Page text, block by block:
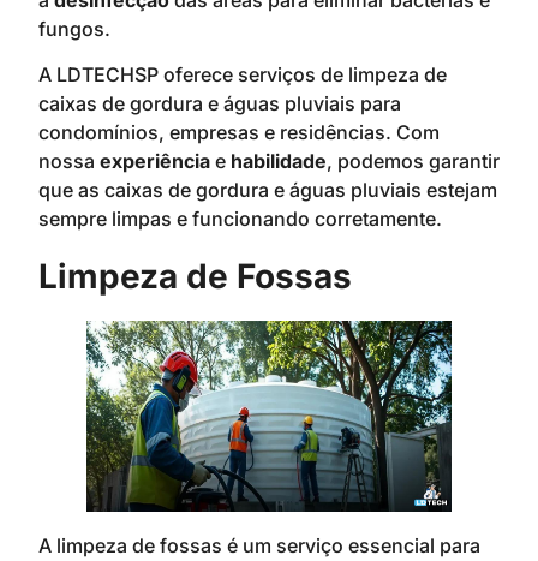
fungos.
A LDTECHSP oferece serviços de limpeza de
caixas de gordura e águas pluviais para
condomínios, empresas e residências. Com
nossa experiência e habilidade, podemos garantir
que as caixas de gordura e águas pluviais estejam
sempre limpas e funcionando corretamente.
Limpeza de Fossas
A limpeza de fossas é um serviço essencial para